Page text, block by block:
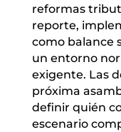
reformas
reporte,
como balance
un entorno
exigente. Las
próxima
definir quién
escenario